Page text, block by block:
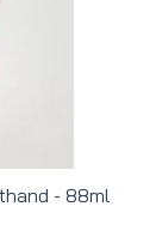
- 88ml